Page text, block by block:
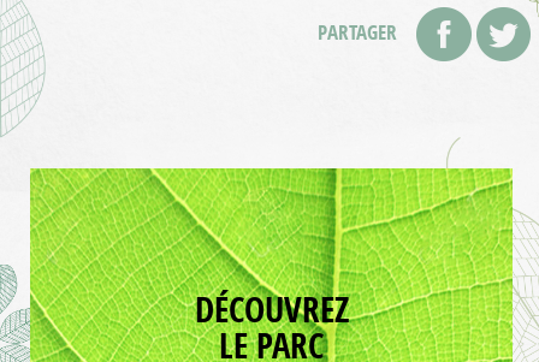
PARTAGER
DÉCOUVREZ
LE PARC